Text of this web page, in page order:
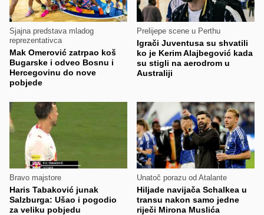
Sjajna predstava mladog
reprezentativca
Mak Omerović zatrpao koš
Bugarske i odveo Bosnu i
Hercegovinu do nove
pobjede
Prelijepe scene u Perthu
Igrači Juventusa su shvatili
ko je Kerim Alajbegović kada
su stigli na aerodrom u
Australiji
Bravo majstore
Haris Tabaković junak
Salzburga: Ušao i pogodio
za veliku pobjedu
Unatoč porazu od Atalante
Hiljade navijača Schalkea u
transu nakon samo jedne
riječi Mirona Muslića